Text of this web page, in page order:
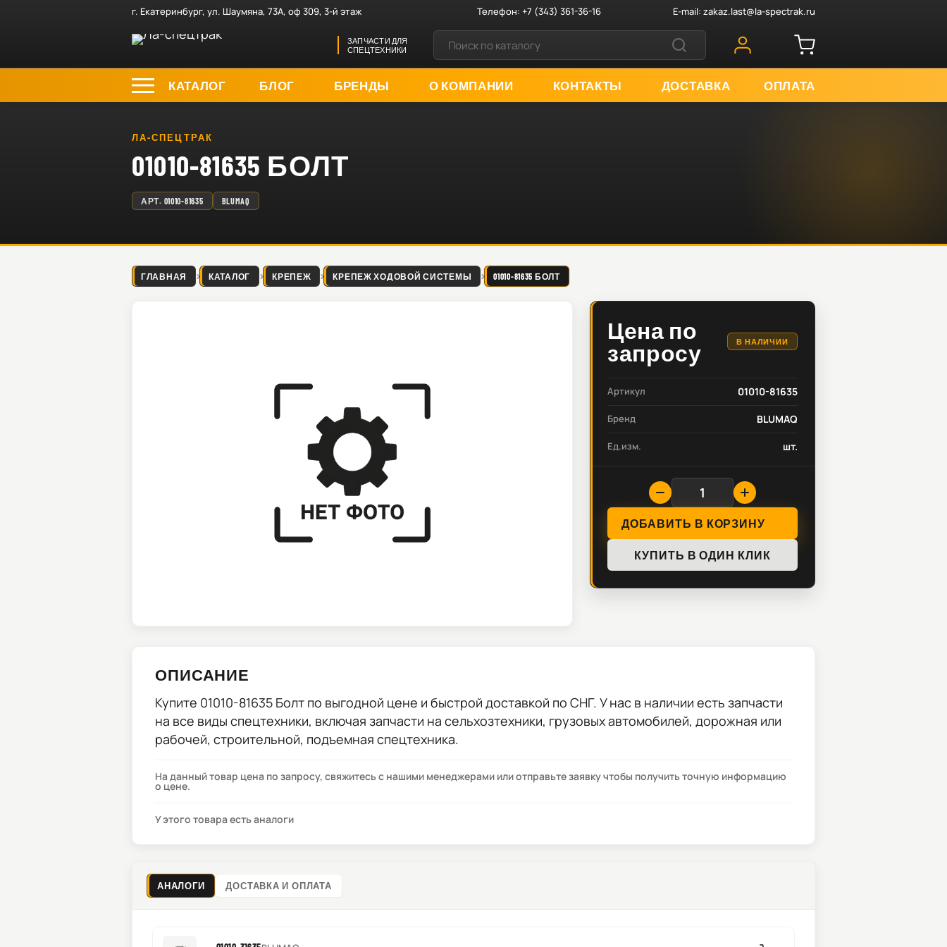
г. Екатеринбург, ул. Шаумяна, 73А, оф 309, 3-й этаж Телефон:+7 (343) 361-36-16 E-mail: zakaz.last@la-spectrak.ru
ЗАПЧАСТИ ДЛЯ
СПЕЦТЕХНИКИ
КАТАЛОГ БЛОГ БРЕНДЫ О КОМПАНИИ КОНТАКТЫ ДОСТАВКА ОПЛАТА
ЛА-СПЕЦТРАК
01010-81635 БОЛТ
АРТ. 01010-81635 BLUMAQ
ГЛАВНАЯ КАТАЛОГ КРЕПЕЖ КРЕПЕЖ ХОДОВОЙ СИСТЕМЫ 01010-81635 БОЛТ
Цена по
запросу
В НАЛИЧИИ
Артикул 01010-81635
Бренд BLUMAQ
Ед.изм. шт.
ДОБАВИТЬ В КОРЗИНУ
КУПИТЬ В ОДИН КЛИК
ОПИСАНИЕ
Купите 01010-81635 Болт по выгодной цене и быстрой доставкой по СНГ. У нас в наличии есть запчасти
на все виды спецтехники, включая запчасти на сельхозтехники, грузовых автомобилей, дорожная или
рабочей, строительной, подъемная спецтехника.
На данный товар цена по запросу, свяжитесь с нашими менеджерами или отправьте заявку чтобы получить точную информацию
о цене.
У этого товара есть аналоги
АНАЛОГИ ДОСТАВКА И ОПЛАТА